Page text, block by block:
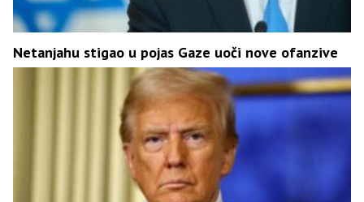
Netanjahu stigao u pojas Gaze uoči nove ofanzive